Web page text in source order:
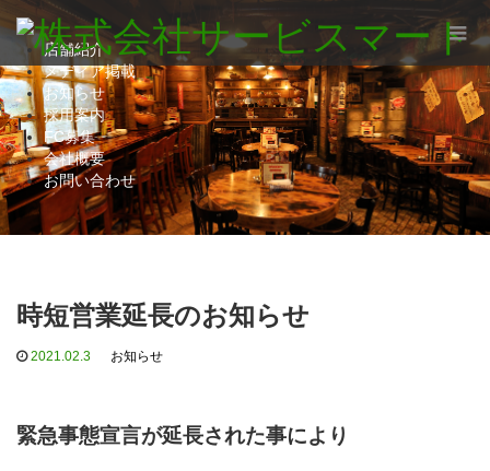
店舗紹介
メディア掲載
お知らせ
採用案内
FC募集
会社概要
お問い合わせ
時短営業延長のお知らせ
2021.02.3 お知らせ
緊急事態宣言が延長された事により